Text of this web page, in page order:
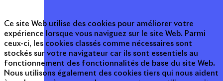
Ce site Web utilise des cookies pour améliorer votre
expérience lorsque vous naviguez sur le site Web. Parmi
ceux-ci, les cookies classés comme nécessaires sont
stockés sur votre navigateur car ils sont essentiels au
fonctionnement des fonctionnalités de base du site Web.
Nous utilisons également des cookies tiers qui nous aident